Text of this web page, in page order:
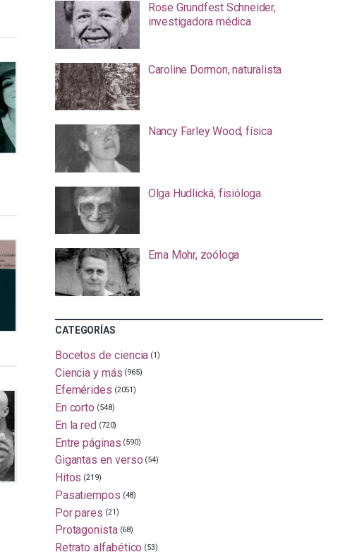
Rose Grundfest Schneider,
investigadora médica
Caroline Dormon, naturalista
Nancy Farley Wood, física
Olga Hudlická, fisióloga
Erna Mohr, zoóloga
CATEGORÍAS
Bocetos de ciencia (1)
Ciencia y más (965)
Efemérides (2051)
En corto (548)
En la red (720)
Entre páginas (590)
Gigantas en verso (54)
Hitos (219)
Pasatiempos (48)
Por pares (21)
Protagonista (68)
Retrato alfabético (53)